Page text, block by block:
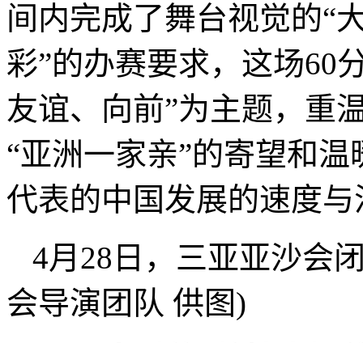
间内完成了舞台视觉的“
彩”的办赛要求，这场60
友谊、向前”为主题，重
“亚洲一家亲”的寄望和
代表的中国发展的速度与
4月28日，三亚亚沙会
会导演团队 供图)